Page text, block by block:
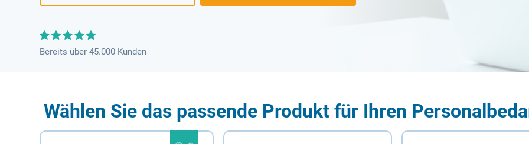
Bereits über 45.000 Kunden
Wählen Sie das passende Produkt für Ihren